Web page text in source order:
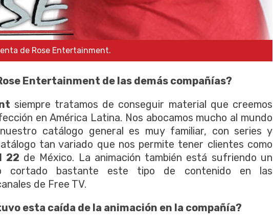
de Rose Entertainment.
Entertainment de las demás compañías?
siempre tratamos de conseguir material que creemos
en América Latina. Nos abocamos mucho al mundo
catálogo general es muy familiar, con series y
tan variado que nos permite tener clientes como
22 de México. La animación también está sufriendo un
cortado bastante este tipo de contenido en las
de Free TV.
esta caída de la animación en la compañía?